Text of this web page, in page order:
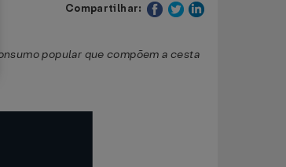
Compartilhar:
popular que compõem a cesta